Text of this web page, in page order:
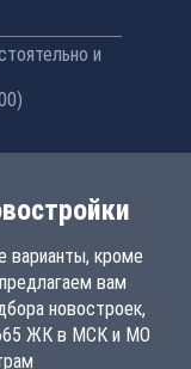
и
варианты, кроме
вам
новостроек,
665 ЖК в МСК и МО